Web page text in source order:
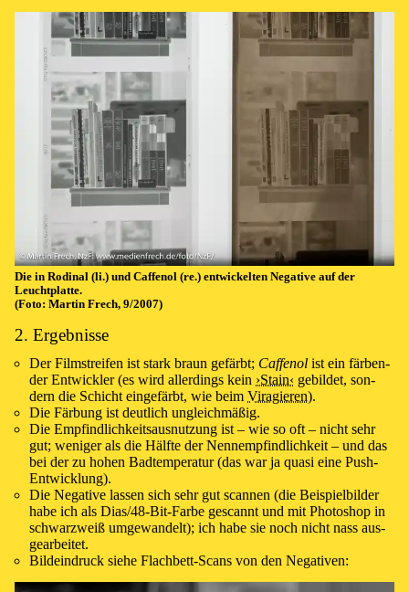
Die in Ro­di­nal (li.) und Caffe­nol (re.) ent­wick­el­ten Ne­ga­tive auf der
Leucht­platte.
(Fo­to: Mar­tin Frech, 9/2007)
2. Ergebnisse
Der Film­strei­fen ist stark braun ge­färbt; Caffe­nol ist ein fär­ben­
der Ent­wick­ler (es wird al­ler­dings kein ›⁠Stain⁠‹ ge­bil­det, son­
dern die Schicht ein­ge­färbt, wie beim Vi­ra­gie­ren).
Die Fär­bung ist deut­lich un­gleich­mä­ßig.
Die Emp­find­lich­keits­aus­nut­zung ist – wie so oft – nicht sehr
gut; we­ni­ger als die Hälf­te der Nenn­emp­find­lich­keit – und das
bei der zu ho­hen Bad­tem­pe­ra­tur (das war ja qua­si ei­ne Push-
Ent­wick­lung).
Die Ne­ga­tive las­sen sich sehr gut scan­nen (die Bei­spiel­bilder
ha­be ich als Dias/48-Bit-Far­be ge­scannt und mit Photo­shop in
schwarz­weiß um­ge­wan­delt); ich ha­be sie noch nicht nass aus­
ge­ar­bei­tet.
Bild­ein­druck sie­he Flach­bett-Scans von den Ne­ga­ti­ven: